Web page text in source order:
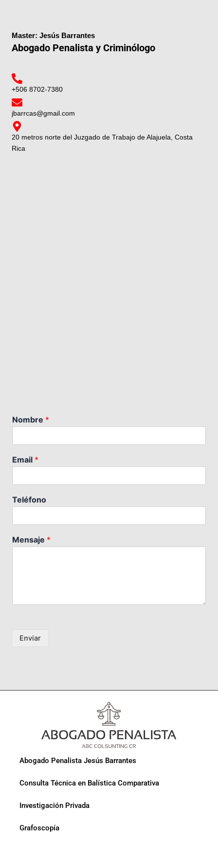
Master: Jesús Barrantes
Abogado Penalista y Criminólogo
+506 8702-7380
jbarrcas@gmail.com
20 metros norte del Juzgado de Trabajo de Alajuela, Costa
Rica
Nombre *
Email *
Teléfono
Mensaje *
Enviar
Abogado Penalista Jesús Barrantes
Consulta Técnica en Balística Comparativa
Investigación Privada
Grafoscopía